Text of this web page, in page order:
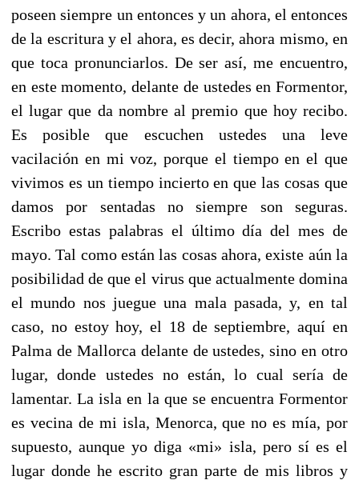
poseen siempre un entonces y un ahora, el entonces
de la escritura y el ahora, es decir, ahora mismo, en
que toca pronunciarlos. De ser así, me encuentro,
en este momento, delante de ustedes en Formentor,
el lugar que da nombre al premio que hoy recibo.
Es posible que escuchen ustedes una leve
vacilación en mi voz, porque el tiempo en el que
vivimos es un tiempo incierto en que las cosas que
damos por sentadas no siempre son seguras.
Escribo estas palabras el último día del mes de
mayo. Tal como están las cosas ahora, existe aún la
posibilidad de que el virus que actualmente domina
el mundo nos juegue una mala pasada, y, en tal
caso, no estoy hoy, el 18 de septiembre, aquí en
Palma de Mallorca delante de ustedes, sino en otro
lugar, donde ustedes no están, lo cual sería de
lamentar. La isla en la que se encuentra Formentor
es vecina de mi isla, Menorca, que no es mía, por
supuesto, aunque yo diga «mi» isla, pero sí es el
lugar donde he escrito gran parte de mis libros y